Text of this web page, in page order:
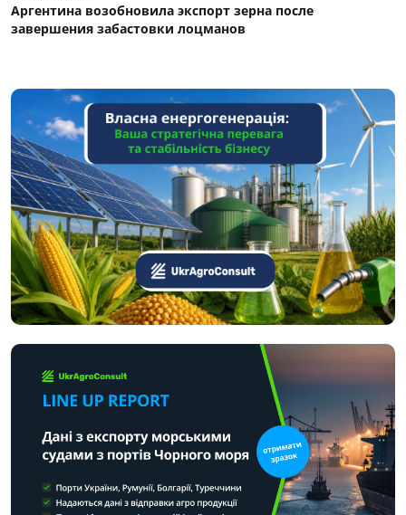
Аргентина возобновила экспорт зерна после
завершения забастовки лоцманов